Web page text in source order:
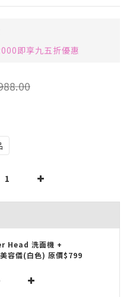
即享九五折優惠
Head 洗面機 +
儀(白色) 原價$799